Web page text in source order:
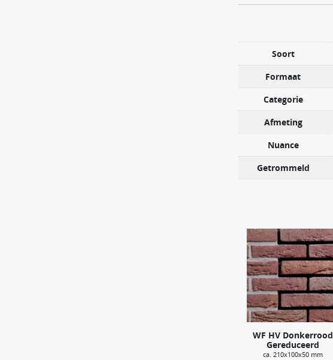
Soort
Formaat
Categorie
Afmeting
Nuance
Getrommeld
WF HV Donkerrood
Gereduceerd
ca. 210x100x50 mm